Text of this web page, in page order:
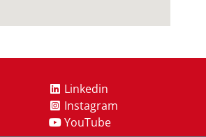
Linkedin
Instagram
YouTube